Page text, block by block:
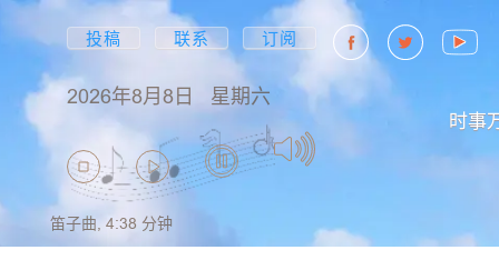
投稿 联系 订阅
2026年8月8日 星期六
时事
笛子曲, 4:38 分钟